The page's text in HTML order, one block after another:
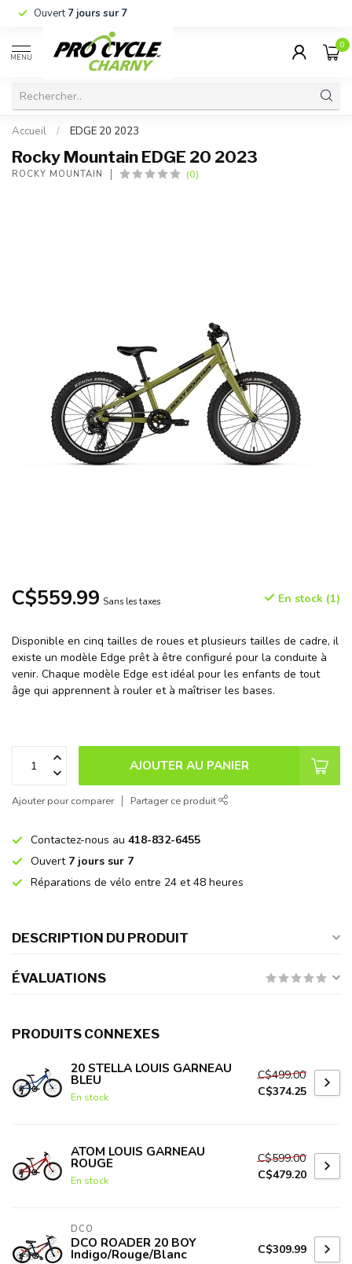
Ouvert7 jours sur 7
MENU
0
Accueil / EDGE 20 2023
Rocky Mountain EDGE 20 2023
ROCKY MOUNTAIN (0)
C$559.99 Sans les taxes En stock (1)
Disponible en cinq tailles de roues et plusieurs tailles de cadre, il
existe un modèle Edge prêt à être configuré pour la conduite à
venir. Chaque modèle Edge est idéal pour les enfants de tout
âge qui apprennent à rouler et à maîtriser les bases.
AJOUTER AU PANIER
Ajouter pour comparer Partager ce produit
Contactez-nous au 418-832-6455
Ouvert 7 jours sur 7
Réparations de vélo entre 24 et 48 heures
DESCRIPTION DU PRODUIT
ÉVALUATIONS
PRODUITS CONNEXES
20 STELLA LOUIS GARNEAU
BLEU
En stock
C$499.00
C$374.25
ATOM LOUIS GARNEAU
ROUGE
En stock
C$599.00
C$479.20
DCO
DCO ROADER 20 BOY
Indigo/Rouge/Blanc C$309.99